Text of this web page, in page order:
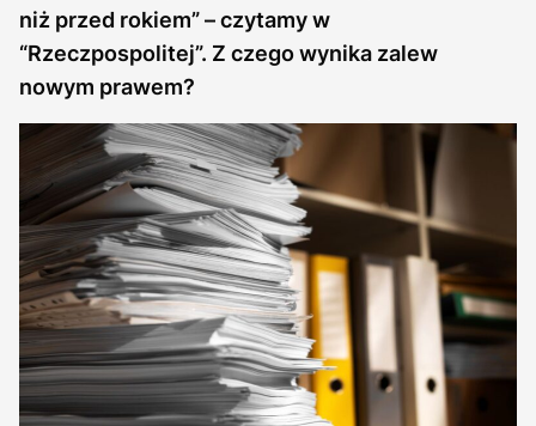
niż przed rokiem” – czytamy w
“Rzeczpospolitej”. Z czego wynika zalew
nowym prawem?